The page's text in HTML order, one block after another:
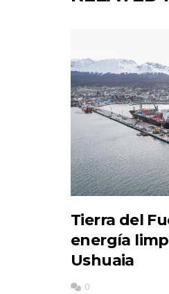
Tierra del
energía
Ushuaia
0